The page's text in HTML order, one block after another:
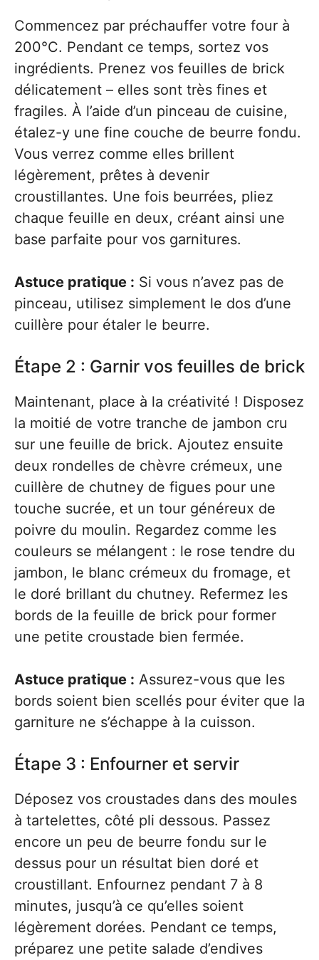
Commencez par préchauffer votre four à
200°C. Pendant ce temps, sortez vos
ingrédients. Prenez vos feuilles de brick
délicatement – elles sont très fines et
fragiles. À l’aide d’un pinceau de cuisine,
étalez-y une fine couche de beurre fondu.
Vous verrez comme elles brillent
légèrement, prêtes à devenir
croustillantes. Une fois beurrées, pliez
chaque feuille en deux, créant ainsi une
base parfaite pour vos garnitures.
Astuce pratique : Si vous n’avez pas de
pinceau, utilisez simplement le dos d’une
cuillère pour étaler le beurre.
Étape 2 : Garnir vos feuilles de brick
Maintenant, place à la créativité ! Disposez
la moitié de votre tranche de jambon cru
sur une feuille de brick. Ajoutez ensuite
deux rondelles de chèvre crémeux, une
cuillère de chutney de figues pour une
touche sucrée, et un tour généreux de
poivre du moulin. Regardez comme les
couleurs se mélangent : le rose tendre du
jambon, le blanc crémeux du fromage, et
le doré brillant du chutney. Refermez les
bords de la feuille de brick pour former
une petite croustade bien fermée.
Astuce pratique : Assurez-vous que les
bords soient bien scellés pour éviter que la
garniture ne s’échappe à la cuisson.
Étape 3 : Enfourner et servir
Déposez vos croustades dans des moules
à tartelettes, côté pli dessous. Passez
encore un peu de beurre fondu sur le
dessus pour un résultat bien doré et
croustillant. Enfournez pendant 7 à 8
minutes, jusqu’à ce qu’elles soient
légèrement dorées. Pendant ce temps,
préparez une petite salade d’endives